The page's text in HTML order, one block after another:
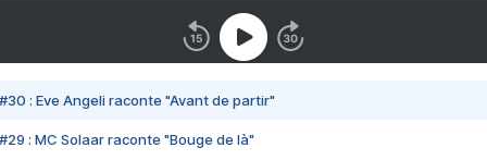
#30 : Eve Angeli raconte "Avant de partir"
#29 : MC Solaar raconte "Bouge de là"